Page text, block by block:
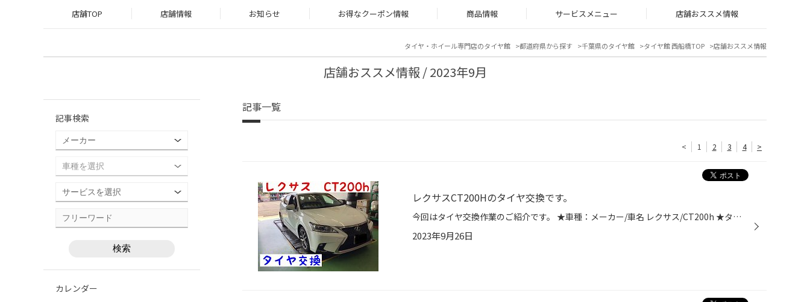
店舗TOP 店舗情報 お知らせ お得なクーポン情報 商品情報 サービスメニュー 店舗おススメ情報
タイヤ・ホイール専門店のタイヤ館 都道府県から探す 千葉県のタイヤ館 タイヤ館 西船橋TOP 店舗おススメ情報
店舗おススメ情報 / 2023年9月
記事一覧
< 1 2 3 4 >
レクサスCT200Hのタイヤ交換です。
今回はタイヤ交換作業のご紹介です。 ★車種：メーカー/車名 レクサス/CT200h ★タイヤサイズ：215/45R17 ★お車の使用方法：普段買い物でお車使用されるのことです。 ★作業時間（タイヤ4本交換）：約60分程 今回使用するタイヤはこちら！！ 使用していたタイヤと比較です！！ 新品タイヤの方が溝が多...
2023年9月26日
記事検索
カレンダー